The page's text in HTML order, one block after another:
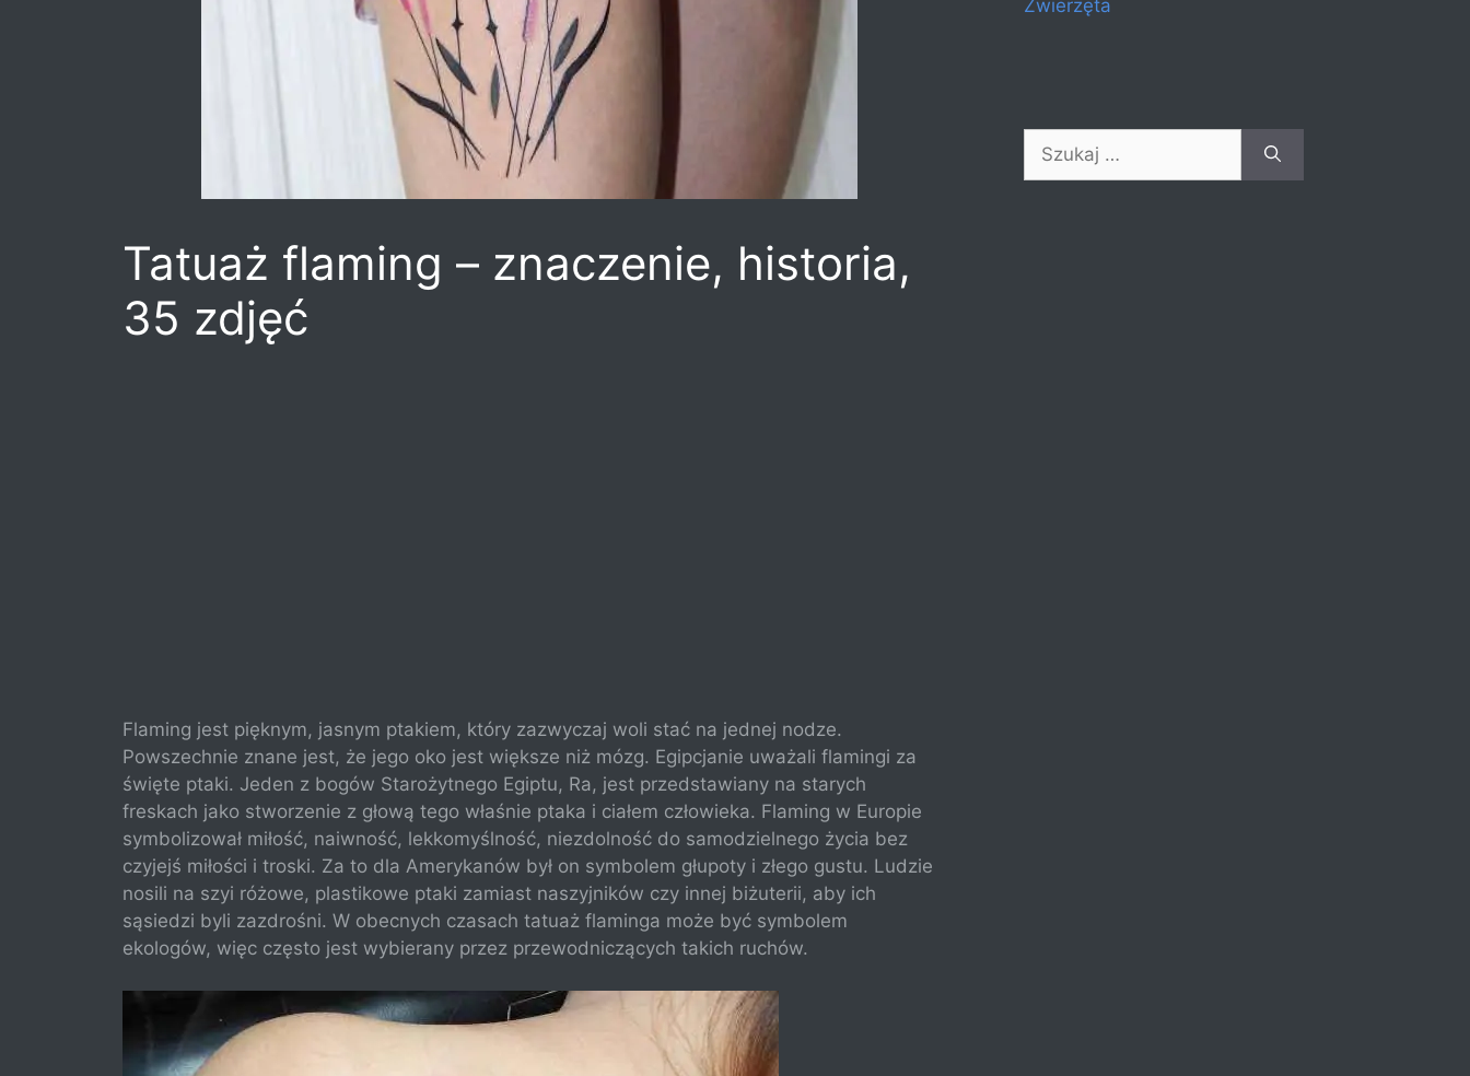
Tatuaż flaming – znaczenie, historia,
35 zdjęć
Flaming jest pięknym, jasnym ptakiem, który zazwyczaj woli stać na jednej nodze.
Powszechnie znane jest, że jego oko jest większe niż mózg. Egipcjanie uważali flamingi za
święte ptaki. Jeden z bogów Starożytnego Egiptu, Ra, jest przedstawiany na starych
freskach jako stworzenie z głową tego właśnie ptaka i ciałem człowieka. Flaming w Europie
symbolizował miłość, naiwność, lekkomyślność, niezdolność do samodzielnego życia bez
czyjejś miłości i troski. Za to dla Amerykanów był on symbolem głupoty i złego gustu. Ludzie
nosili na szyi różowe, plastikowe ptaki zamiast naszyjników czy innej biżuterii, aby ich
sąsiedzi byli zazdrośni. W obecnych czasach tatuaż flaminga może być symbolem
ekologów, więc często jest wybierany przez przewodniczących takich ruchów.
Zwierzęta
Szukaj: